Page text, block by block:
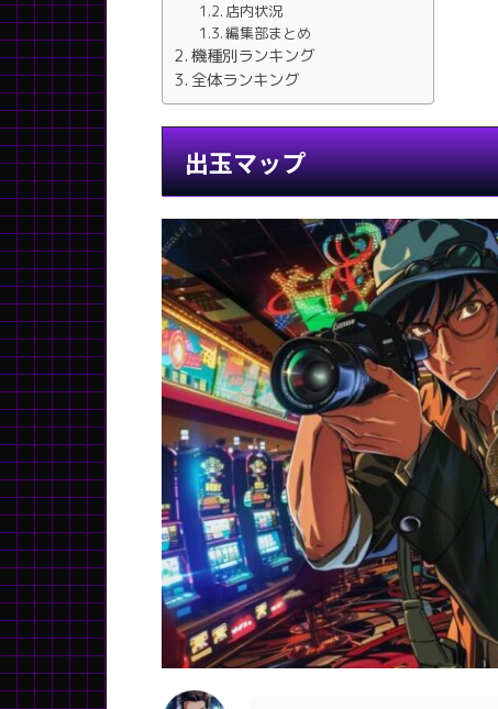
店内状況
編集部まとめ
機種別ランキング
全体ランキング
出玉マップ